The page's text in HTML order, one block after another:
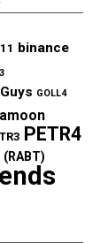
binance
GOLL4
PETR4
(RABT)